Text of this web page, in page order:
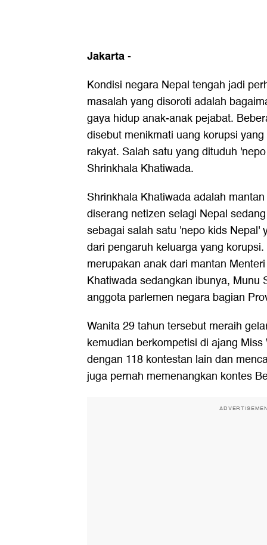
Jakarta-
Kondisi negara Nepal tengah jadi
masalah yang disoroti adalah
gaya hidup anak-anak pejabat.
disebut menikmati uang korupsi
rakyat. Salah satu yang dituduh
Shrinkhala Khatiwada.
Shrinkhala Khatiwada adalah
diserang netizen selagi Nepal
sebagai salah satu 'nepo kids Nepal'
dari pengaruh keluarga yang
merupakan anak dari mantan
Khatiwada sedangkan ibunya, Munu
anggota parlemen negara bagian
Wanita 29 tahun tersebut meraih
kemudian berkompetisi di ajang
dengan 118 kontestan lain dan
juga pernah memenangkan kontes